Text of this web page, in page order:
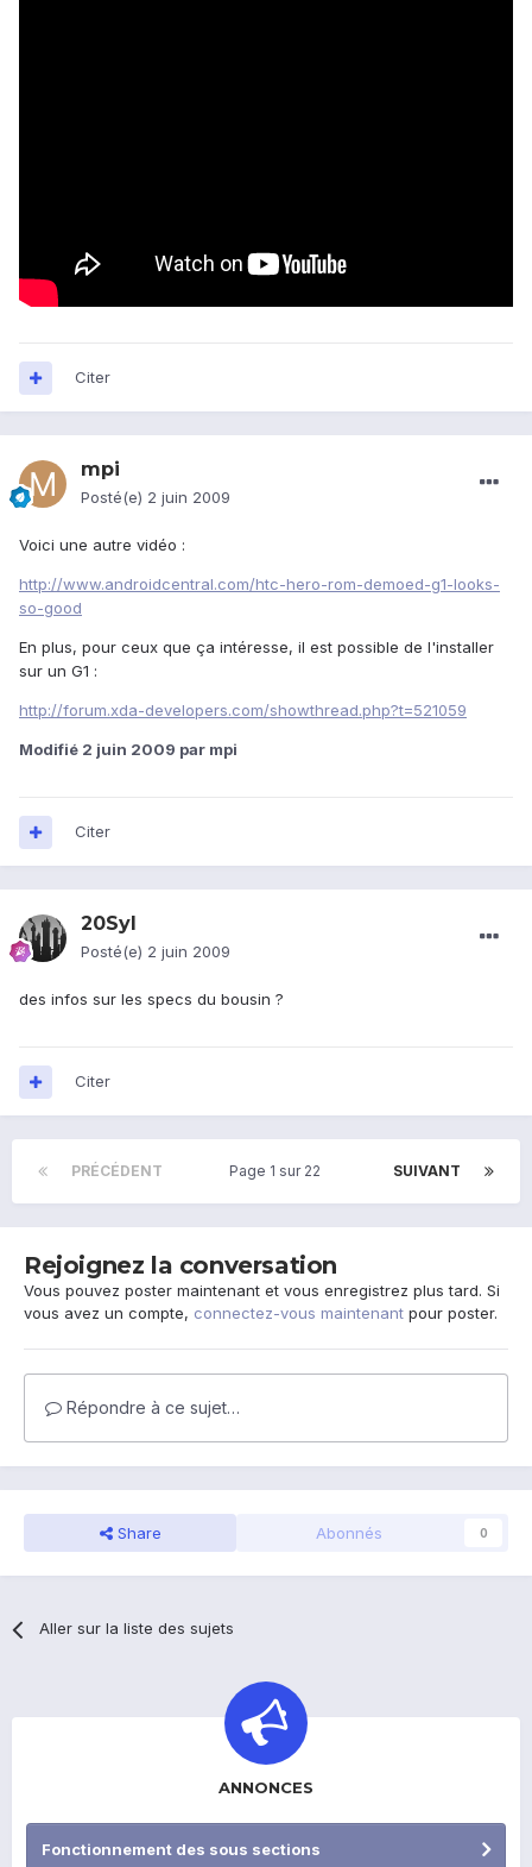
Citer
mpi
Posté(e) 2 juin 2009
Voici une autre vidéo :
http://www.androidcentral.com/htc-hero-rom-demoed-g1-looks-
so-good
En plus, pour ceux que ça intéresse, il est possible de l'installer
sur un G1 :
http://forum.xda-developers.com/showthread.php?t=521059
Modifié 2 juin 2009 par mpi
Citer
20Syl
Posté(e) 2 juin 2009
des infos sur les specs du bousin ?
Citer
PRÉCÉDENT SUIVANT
Page 1 sur 22
Rejoignez la conversation
Vous pouvez poster maintenant et vous enregistrez plus tard. Si
vous avez un compte, connectez-vous maintenant pour poster.
Répondre à ce sujet…
Share Abonnés 0
Aller sur la liste des sujets
ANNONCES
Fonctionnement des sous sections